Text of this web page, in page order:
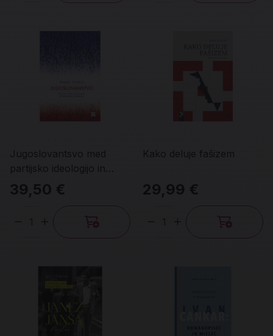
Jugoslovantsvo med
partijsko ideologijo in
narodnimi preporodi
39,50 €
Količina
Kako deluje fašizem
29,99 €
Količina